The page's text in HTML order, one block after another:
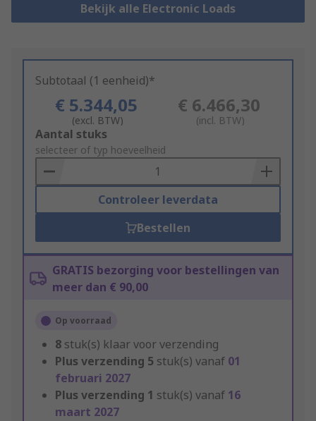
Bekijk alle Electronic Loads
Subtotaal (1 eenheid)*
€ 5.344,05
(excl. BTW)
€ 6.466,30
(incl. BTW)
Add
to
Basket
Aantal stuks
selecteer of typ hoeveelheid
Controleer leverdata
Bestellen
GRATIS bezorging voor bestellingen van
meer dan € 90,00
Op voorraad
8 stuk(s) klaar voor verzending
Plus verzending 5 stuk(s) vanaf 01
februari 2027
Plus verzending 1 stuk(s) vanaf 16
maart 2027